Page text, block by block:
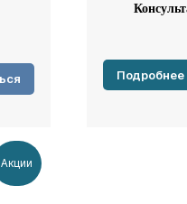
Подробнее
Акции